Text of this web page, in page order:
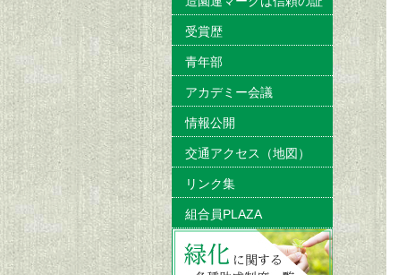
受賞歴
青年部
アカデミー会議
情報公開
交通アクセス（地図）
リンク集
組合員PLAZA